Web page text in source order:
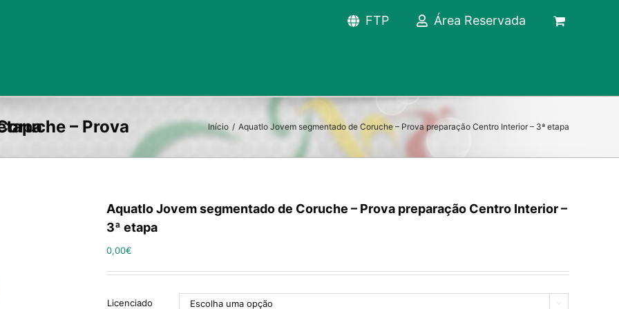
FTP Área Reservada
– 3ª etapa Início / Aquatlo Jovem segmentado de Coruche – Prova preparação Centro Interior – 3ª etapa
Aquatlo Jovem segmentado de Coruche – Prova preparação Centro Interior –
3ª etapa
0,00€
Licenciado 